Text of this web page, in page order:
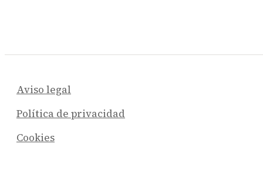
Aviso legal
Política de privacidad
Cookies